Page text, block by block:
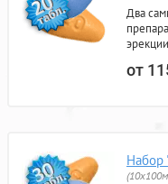
Два
от
Набор